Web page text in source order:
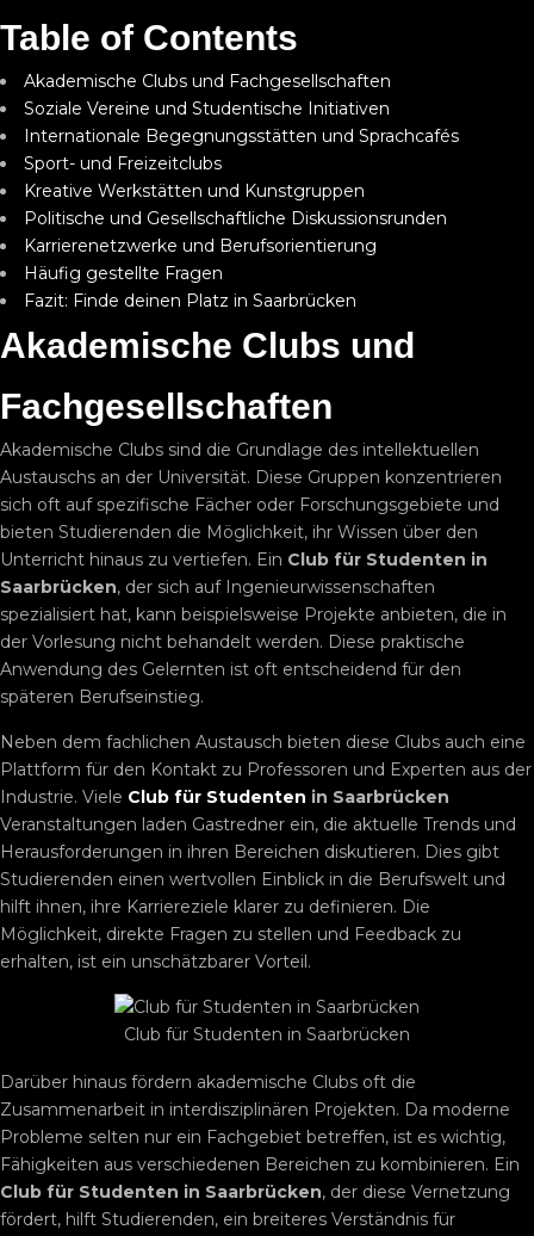
Table of Contents
Akademische Clubs und Fachgesellschaften
Soziale Vereine und Studentische Initiativen
Internationale Begegnungsstätten und Sprachcafés
Sport- und Freizeitclubs
Kreative Werkstätten und Kunstgruppen
Politische und Gesellschaftliche Diskussionsrunden
Karrierenetzwerke und Berufsorientierung
Häufig gestellte Fragen
Fazit: Finde deinen Platz in Saarbrücken
Akademische Clubs und
Fachgesellschaften
Akademische Clubs sind die Grundlage des intellektuellen
Austauschs an der Universität. Diese Gruppen konzentrieren
sich oft auf spezifische Fächer oder Forschungsgebiete und
bieten Studierenden die Möglichkeit, ihr Wissen über den
Unterricht hinaus zu vertiefen. Ein Club für Studenten in
Saarbrücken, der sich auf Ingenieurwissenschaften
spezialisiert hat, kann beispielsweise Projekte anbieten, die in
der Vorlesung nicht behandelt werden. Diese praktische
Anwendung des Gelernten ist oft entscheidend für den
späteren Berufseinstieg.
Neben dem fachlichen Austausch bieten diese Clubs auch eine
Plattform für den Kontakt zu Professoren und Experten aus der
Industrie. Viele Club für Studenten in Saarbrücken
Veranstaltungen laden Gastredner ein, die aktuelle Trends und
Herausforderungen in ihren Bereichen diskutieren. Dies gibt
Studierenden einen wertvollen Einblick in die Berufswelt und
hilft ihnen, ihre Karriereziele klarer zu definieren. Die
Möglichkeit, direkte Fragen zu stellen und Feedback zu
erhalten, ist ein unschätzbarer Vorteil.
Club für Studenten in Saarbrücken
Darüber hinaus fördern akademische Clubs oft die
Zusammenarbeit in interdisziplinären Projekten. Da moderne
Probleme selten nur ein Fachgebiet betreffen, ist es wichtig,
Fähigkeiten aus verschiedenen Bereichen zu kombinieren. Ein
Club für Studenten in Saarbrücken, der diese Vernetzung
fördert, hilft Studierenden, ein breiteres Verständnis für